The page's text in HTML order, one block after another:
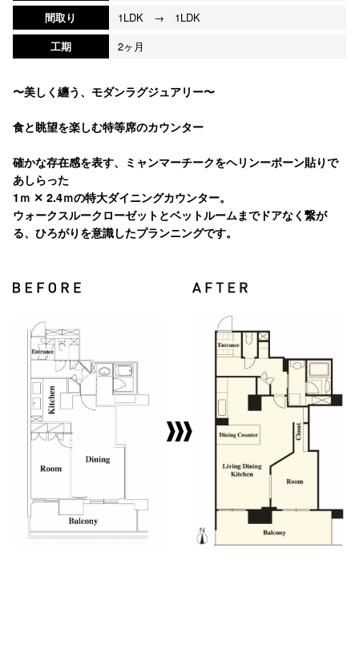
間取り
1LDK → 1LDK
工期
2ヶ月
〜美しく纏う、モダンラグジュアリー〜
食と眺望を楽しむ特等席のカウンター
確かな存在感を表す、ミャンマーチークをヘリンーボーン貼りで
あしらった
1ｍ ✕ 2.4ｍの特大ダイニングカウンター。
ウォークスルークローゼットとベットルームまでドアなく繋が
る、ひろがりを意識したプランニングです。